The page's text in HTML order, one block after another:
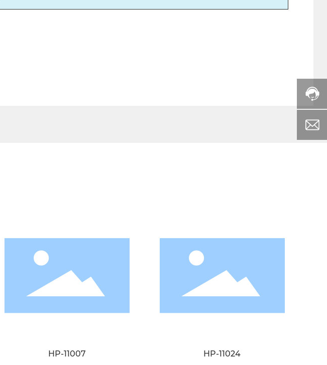
HP-11007 HP-11024